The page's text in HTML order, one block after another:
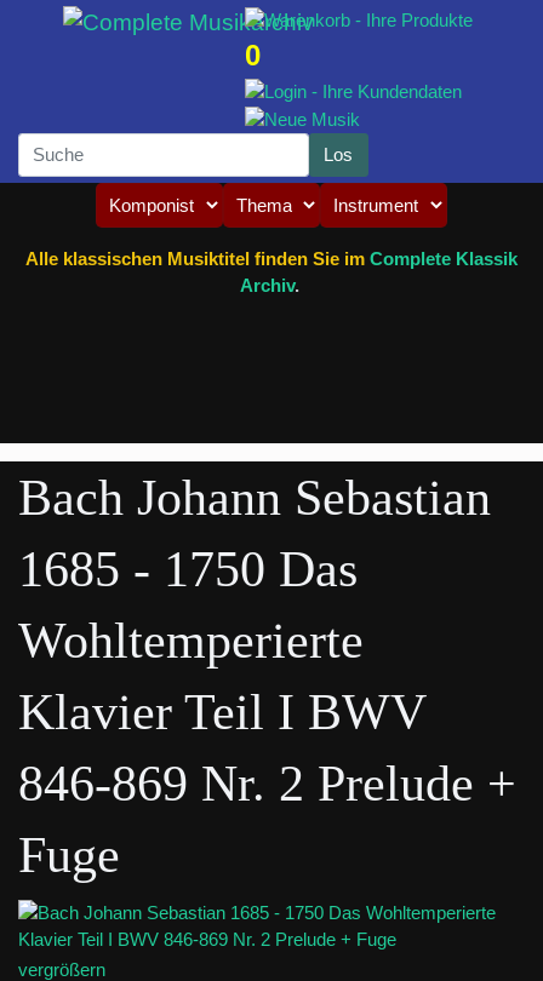
0
Alle klassischen Musiktitel finden Sie im Complete Klassik
Archiv.
Bach Johann Sebastian
1685 - 1750 Das
Wohltemperierte
Klavier Teil I BWV
846-869 Nr. 2 Prelude +
Fuge
vergrößern